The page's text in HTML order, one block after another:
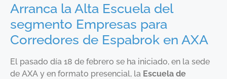
Arranca la Alta Escuela del
segmento Empresas para
Corredores de Espabrok en AXA
El pasado día 18 de febrero se ha iniciado, en la sede
de AXA y en formato presencial, la Escuela de